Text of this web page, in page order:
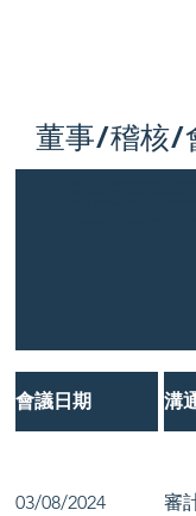
董事/稽核/
會議日期 溝
03/08/2024 審